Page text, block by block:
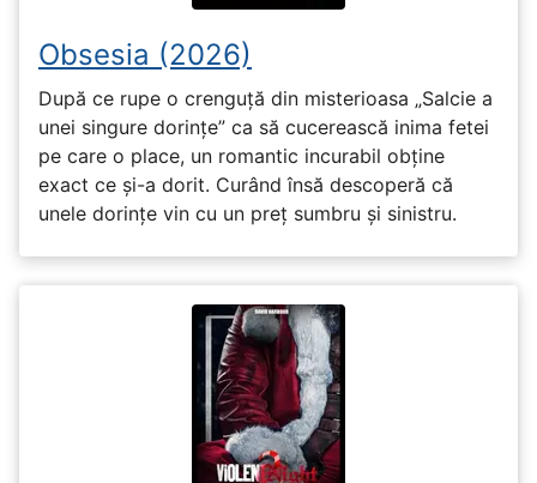
Obsesia (2026)
După ce rupe o crenguță din misterioasa „Salcie a
unei singure dorințe” ca să cucerească inima fetei
pe care o place, un romantic incurabil obține
exact ce și-a dorit. Curând însă descoperă că
unele dorințe vin cu un preț sumbru și sinistru.